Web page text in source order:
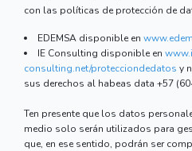
con las políticas de protección de
EDEMSA disponible en
IE Consulting disponible en
consulting.net/protecciondedatos y
sus derechos al habeas data +57
Ten presente que los datos
medio solo serán utilizados para
que, en ese sentido, podrán ser